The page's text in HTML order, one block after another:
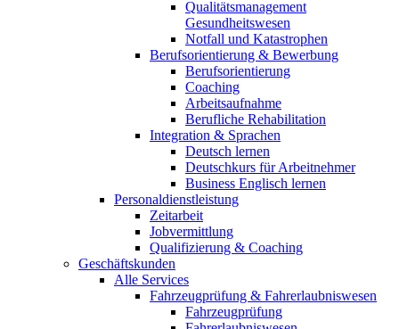
Qualitätsmanagement
Gesundheitswesen
Notfall und Katastrophen
Berufsorientierung & Bewerbung
Berufsorientierung
Coaching
Arbeitsaufnahme
Berufliche Rehabilitation
Integration & Sprachen
Deutsch lernen
Deutschkurs für Arbeitnehmer
Business Englisch lernen
Personaldienstleistung
Zeitarbeit
Jobvermittlung
Qualifizierung & Coaching
Geschäftskunden
Alle Services
Fahrzeugprüfung & Fahrerlaubniswesen
Fahrzeugprüfung